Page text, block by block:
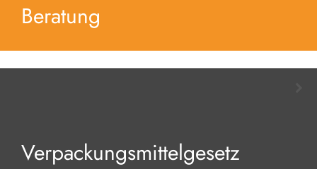
Beratung
Verpackungsmittelgesetz